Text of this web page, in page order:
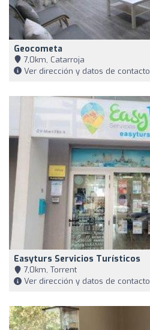
Geocometa
7,0km, Catarroja
Ver dirección y datos de contacto
Easyturs Servicios Turísticos
7,0km, Torrent
Ver dirección y datos de contacto